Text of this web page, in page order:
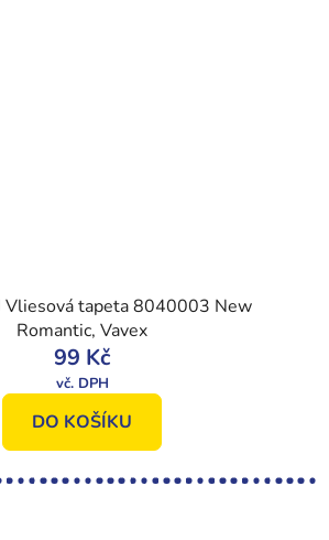
Vliesová tapeta 8040003 New
Romantic, Vavex
99 Kč
DO KOŠÍKU